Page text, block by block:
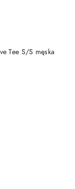
Tee S/S męska